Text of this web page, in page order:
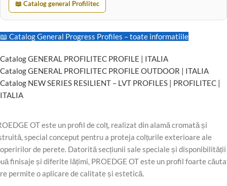
📖 Catalog general Profilitec
📖 Catalog General Progress Profiles – toate informatiile
Catalog GENERAL PROFILITEC PROFILE | ITALIA
Catalog GENERAL PROFILITEC PROFILE OUTDOOR | ITALIA
Catalog NEW SERIES RESILIENT – LVT PROFILES | PROFILITEC |
ITALIA
OT este un profil de colț, realizat din alamă cromată și
special conceput pentru a proteja colțurile exterioare ale
de perete. Datorită secțiunii sale speciale și
finisaje și diferite lățimi, PROEDGE OT este un profil foarte
permite o aplicare de calitate și estetică.